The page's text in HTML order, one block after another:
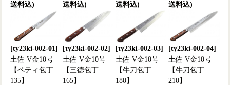
送料込)
送料込)
送料込)
送料込)
[ty23ki-002-01]
土佐 V金10号
【ペティ包丁
135】
[ty23ki-002-02]
土佐 V金10号
【三徳包丁
165】
[ty23ki-002-03]
土佐 V金10号
【牛刀包丁
180】
[ty23ki-002-04]
土佐 V金10号
【牛刀包丁
210】